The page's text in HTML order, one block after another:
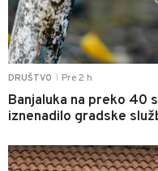
DRUŠTVO Pre 2 h
Banjaluka na preko 40
iznenadilo gradske